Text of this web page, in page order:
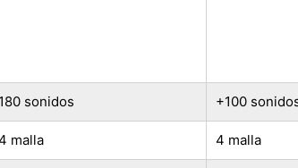
180 sonidos +100
malla 4 malla